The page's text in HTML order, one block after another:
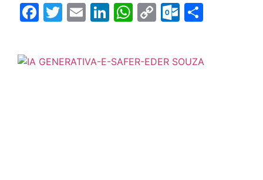
Facebook
Twitter
EmailLinkedIn
WhatsApp
Copy